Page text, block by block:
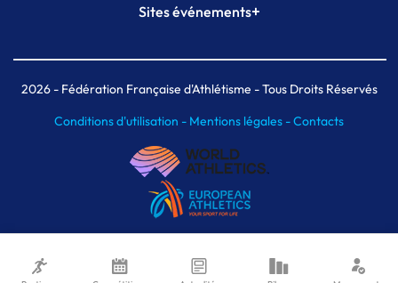
Plateforme Formation
Sites événements+
Meeting de Paris indoor
MAIF Ekiden de Paris
2026- Fédération Française d'Athlétisme - Tous Droits Réservés
Conditions d'utilisation - Mentions légales -Contacts